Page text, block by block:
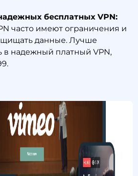
бесплатных VPN:
часто имеют ограничения и
данные. Лучше
в надежный платный VPN,